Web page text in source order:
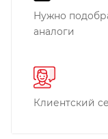
Нужно
аналоги
Клиентский